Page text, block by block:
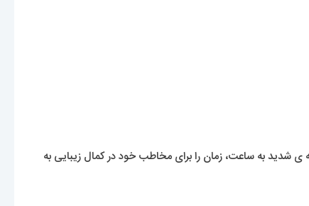
ی شدید به ساعت، زمان را برای مخاطب خود در کمال زیبایی به